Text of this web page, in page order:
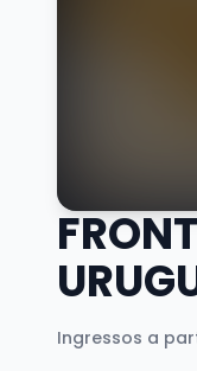
Ingressos a